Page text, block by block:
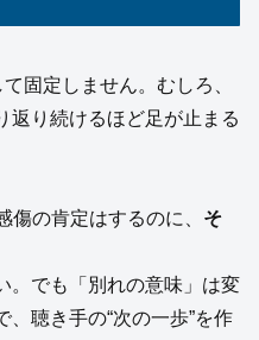
固定しません。むしろ、
返り続けるほど足が止まる
傷の肯定はするのに、 そ
。でも「別れの意味」は変
、聴き手の“次の一歩”を作